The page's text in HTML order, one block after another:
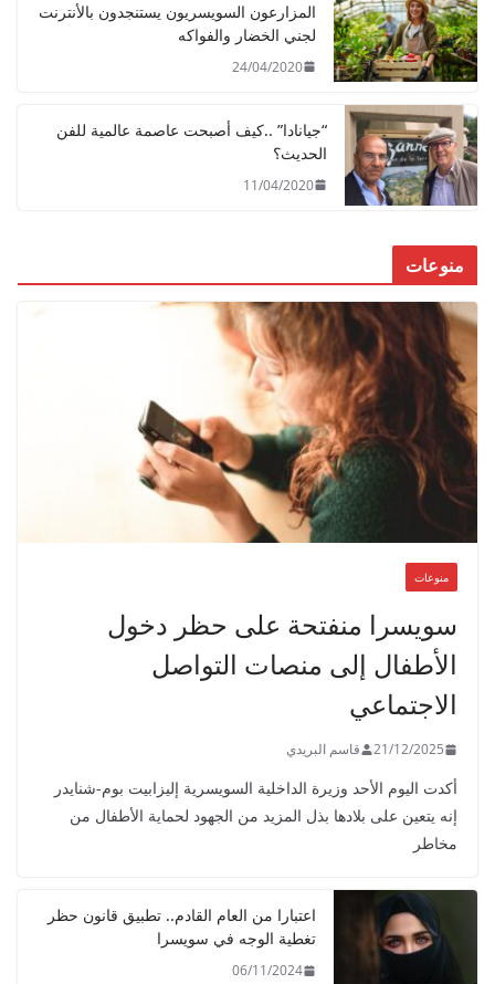
المزارعون السويسريون يستنجدون بالأنترنت
لجني الخضار والفواكه
24/04/2020
“جيانادا” ..كيف أصبحت عاصمة عالمية للفن
الحديث؟
11/04/2020
منوعات
منوعات
سويسرا منفتحة على حظر دخول
الأطفال إلى منصات التواصل
الاجتماعي
21/12/2025 قاسم البريدي
أكدت اليوم الأحد وزيرة الداخلية السويسرية إليزابيت بوم-شنايدر
إنه يتعين على بلادها بذل المزيد من الجهود لحماية الأطفال من
مخاطر
اعتبارا من العام القادم.. تطبيق قانون حظر
تغطية الوجه في سويسرا
06/11/2024